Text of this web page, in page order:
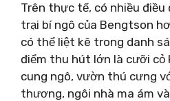
Trên thực tế, có nhiều điều
trại bí ngô của Bengtson
có thể liệt kê trong danh
điểm thu hút lớn là cưỡi cỏ
cung ngô, vườn thú cưng
thương, ngôi nhà ma ám